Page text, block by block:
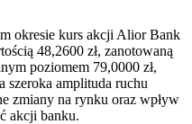
okresie kurs akcji Alior Bank
48,2600 zł, zanotowaną
poziomem 79,0000 zł,
szeroka amplituda ruchu
zmiany na rynku oraz wpływ
akcji banku.